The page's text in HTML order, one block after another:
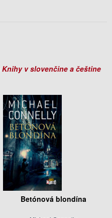
Knihy v slovenčine a češtine
Betónová blondína